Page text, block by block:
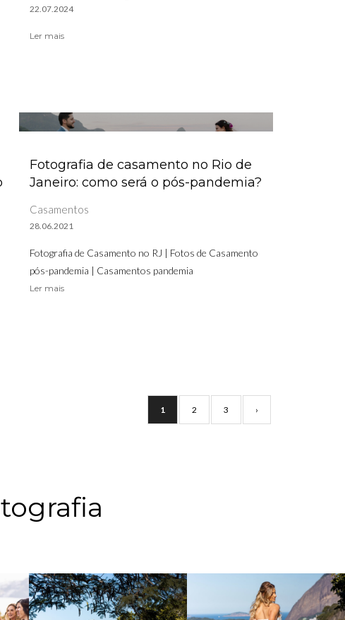
22.07.2024
Ler mais
Fotografia de casamento no Rio de
Janeiro: como será o pós-pandemia?
Casamentos
28.06.2021
Fotografia de Casamento no RJ | Fotos de Casamento
pós-pandemia | Casamentos pandemia
Ler mais
1 2 3 ›